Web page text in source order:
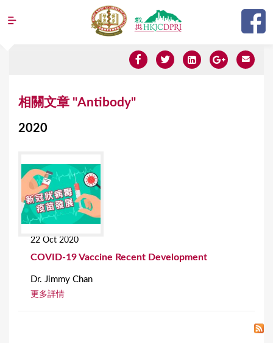
Jump to navigation
相關文章 "Antibody"
2020
22 Oct 2020
COVID-19 Vaccine Recent Development
Dr. Jimmy Chan
更多詳情